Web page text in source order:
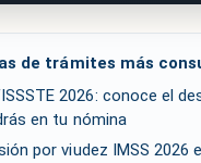
de trámites más
2026: conoce el
en tu nómina
por viudez IMSS 2026